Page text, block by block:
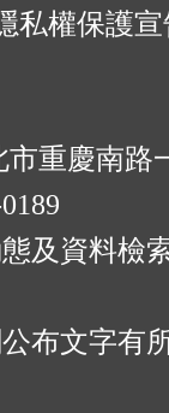
私權保護
市重慶南路
及資料檢
布文字有